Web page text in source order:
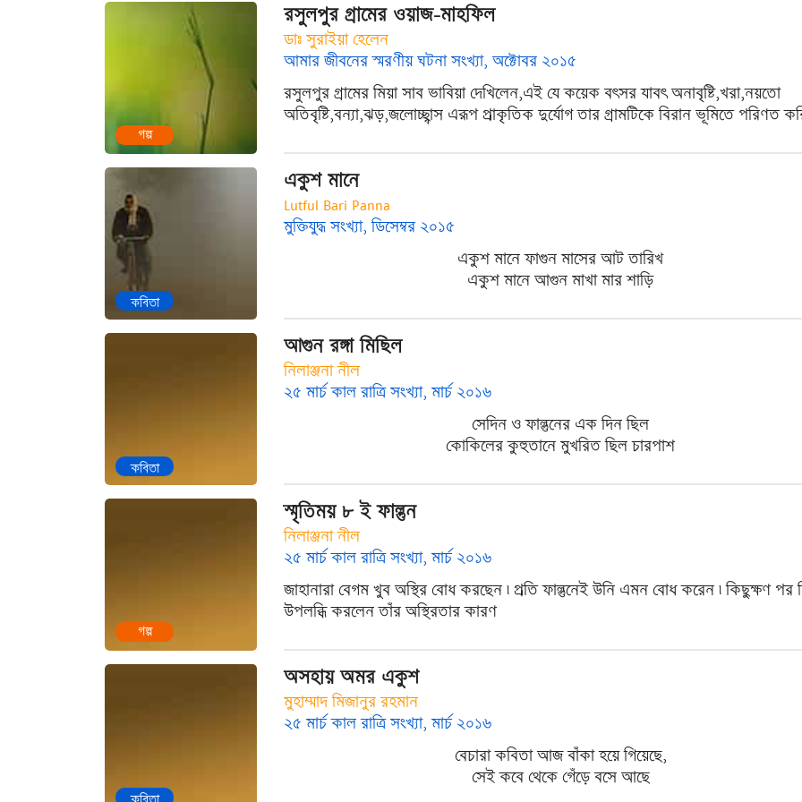
গল্প
রসুলপুর গ্রামের ওয়াজ-মাহফিল
ডাঃ সুরাইয়া হেলেন
আমার জীবনের স্মরণীয় ঘটনা সংখ্যা, অক্টোবর ২০১৫
রসুলপুর গ্রামের মিয়া সাব ভাবিয়া দেখিলেন,এই যে কয়েক বৎসর যাবৎ অনাবৃষ্টি,খরা,নয়তো
অতিবৃষ্টি,বন্যা,ঝড়,জলোচ্ছ্বাস এরূপ প্রাকৃতিক দুর্যোগ তার গ্রামটিকে বিরান ভূমিতে পরিণত
কবিতা
একুশ মানে
Lutful Bari Panna
মুক্তিযুদ্ধ সংখ্যা, ডিসেম্বর ২০১৫
একুশ মানে ফাগুন মাসের আট তারিখ
একুশ মানে আগুন মাখা মার শাড়ি
কবিতা
আগুন রঙ্গা মিছিল
নিলাঞ্জনা নীল
২৫ মার্চ কাল রাত্রি সংখ্যা, মার্চ ২০১৬
সেদিন ও ফাল্গুনের এক দিন ছিল
কোকিলের কুহুতানে মুখরিত ছিল চারপাশ
গল্প
স্মৃতিময় ৮ ই ফাল্গুন
নিলাঞ্জনা নীল
২৫ মার্চ কাল রাত্রি সংখ্যা, মার্চ ২০১৬
জাহানারা বেগম খুব অস্থির বোধ করছেন ৷ প্রতি ফাল্গুনেই উনি এমন বোধ করেন ৷ কিছুক্ষণ পর
উপলব্ধি করলেন তাঁর অস্থিরতার কারণ
অসহায় অমর একুশ
মুহাম্মাদ মিজানুর রহমান
২৫ মার্চ কাল রাত্রি সংখ্যা, মার্চ ২০১৬
বেচারা কবিতা আজ বাঁকা হয়ে গিয়েছে,
সেই কবে থেকে গেঁড়ে বসে আছে